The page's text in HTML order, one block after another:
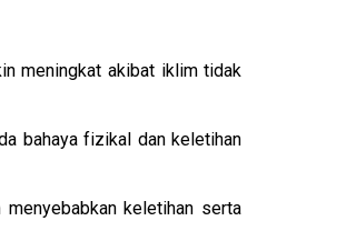
meningkat akibat iklim tidak
bahaya fizikal dan keletihan
keletihan serta